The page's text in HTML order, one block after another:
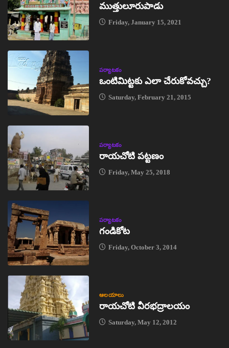
ముత్తులూరుపాడు
Friday, January 15, 2021
పర్యాటకం
ఒంటిమిట్టకు ఎలా చేరుకోవచ్చు?
Saturday, February 21, 2015
పర్యాటకం
రాయచోటి పట్టణం
Friday, May 25, 2018
పర్యాటకం
గండికోట
Friday, October 3, 2014
ఆలయాలు
రాయచోటి వీరభద్రాలయం
Saturday, May 12, 2012